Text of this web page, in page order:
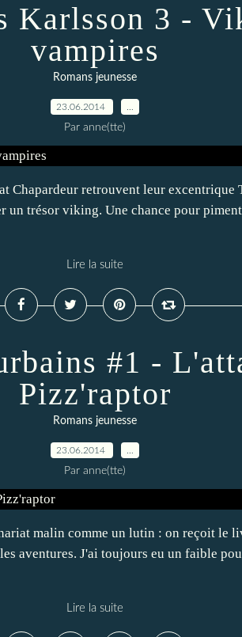
Karlsson 3 -
vampires
Romans jeunesse
23.06.2014
Par anne(tte)
Chapardeur retrouvent leur excentrique
trésor viking. Une chance pour
Lire la suite
#1 -
Pizz'raptor
Romans jeunesse
23.06.2014
Par anne(tte)
malin comme un lutin : on reçoit le
aventures. J'ai toujours eu un faible
Lire la suite